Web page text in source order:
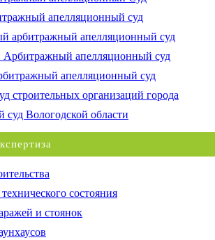
апелляционный суд
арбитражный апелляционный суд
Арбитражный апелляционный суд
апелляционный суд
строительных организаций города
Вологодской области
состояния
и стоянок